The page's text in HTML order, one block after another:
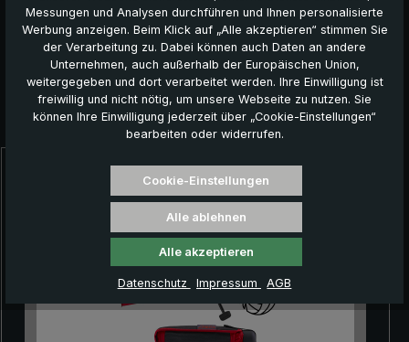
Produktgalerie überspringen
Das könnte Ihnen auch gefallen:
Messungen und Analysen durchführen und Ihnen personalisierte
Werbung anzeigen. Beim Klick auf „Alle akzeptieren“ stimmen Sie
der Verarbeitung zu. Dabei können auch Daten an andere
Unternehmen, auch außerhalb der Europäischen Union,
weitergegeben und dort verarbeitet werden. Ihre Einwilligung ist
freiwillig und nicht nötig, um unsere Webseite zu nutzen. Sie
können Ihre Einwilligung jederzeit über „Cookie-Einstellungen“
bearbeiten oder widerrufen.
Cookie-Einstellungen
Alle ablehnen
Alle akzeptieren
Datenschutz Impressum AGB